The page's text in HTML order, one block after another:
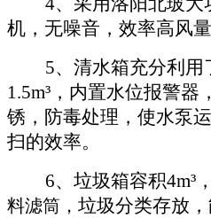
机，无噪音，效率高风
5、 清水箱充分利用
1.5m³，内置水位报警器
锈，防毒处理，使水泵
扫的效率。
6、垃圾箱容积4m³
料滤筒， 垃圾分类存放